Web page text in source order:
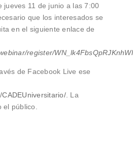
jueves 11 de junio a las 7:00
que los interesados se
en el siguiente enlace de
register/
de Facebook Live ese
. La
público.